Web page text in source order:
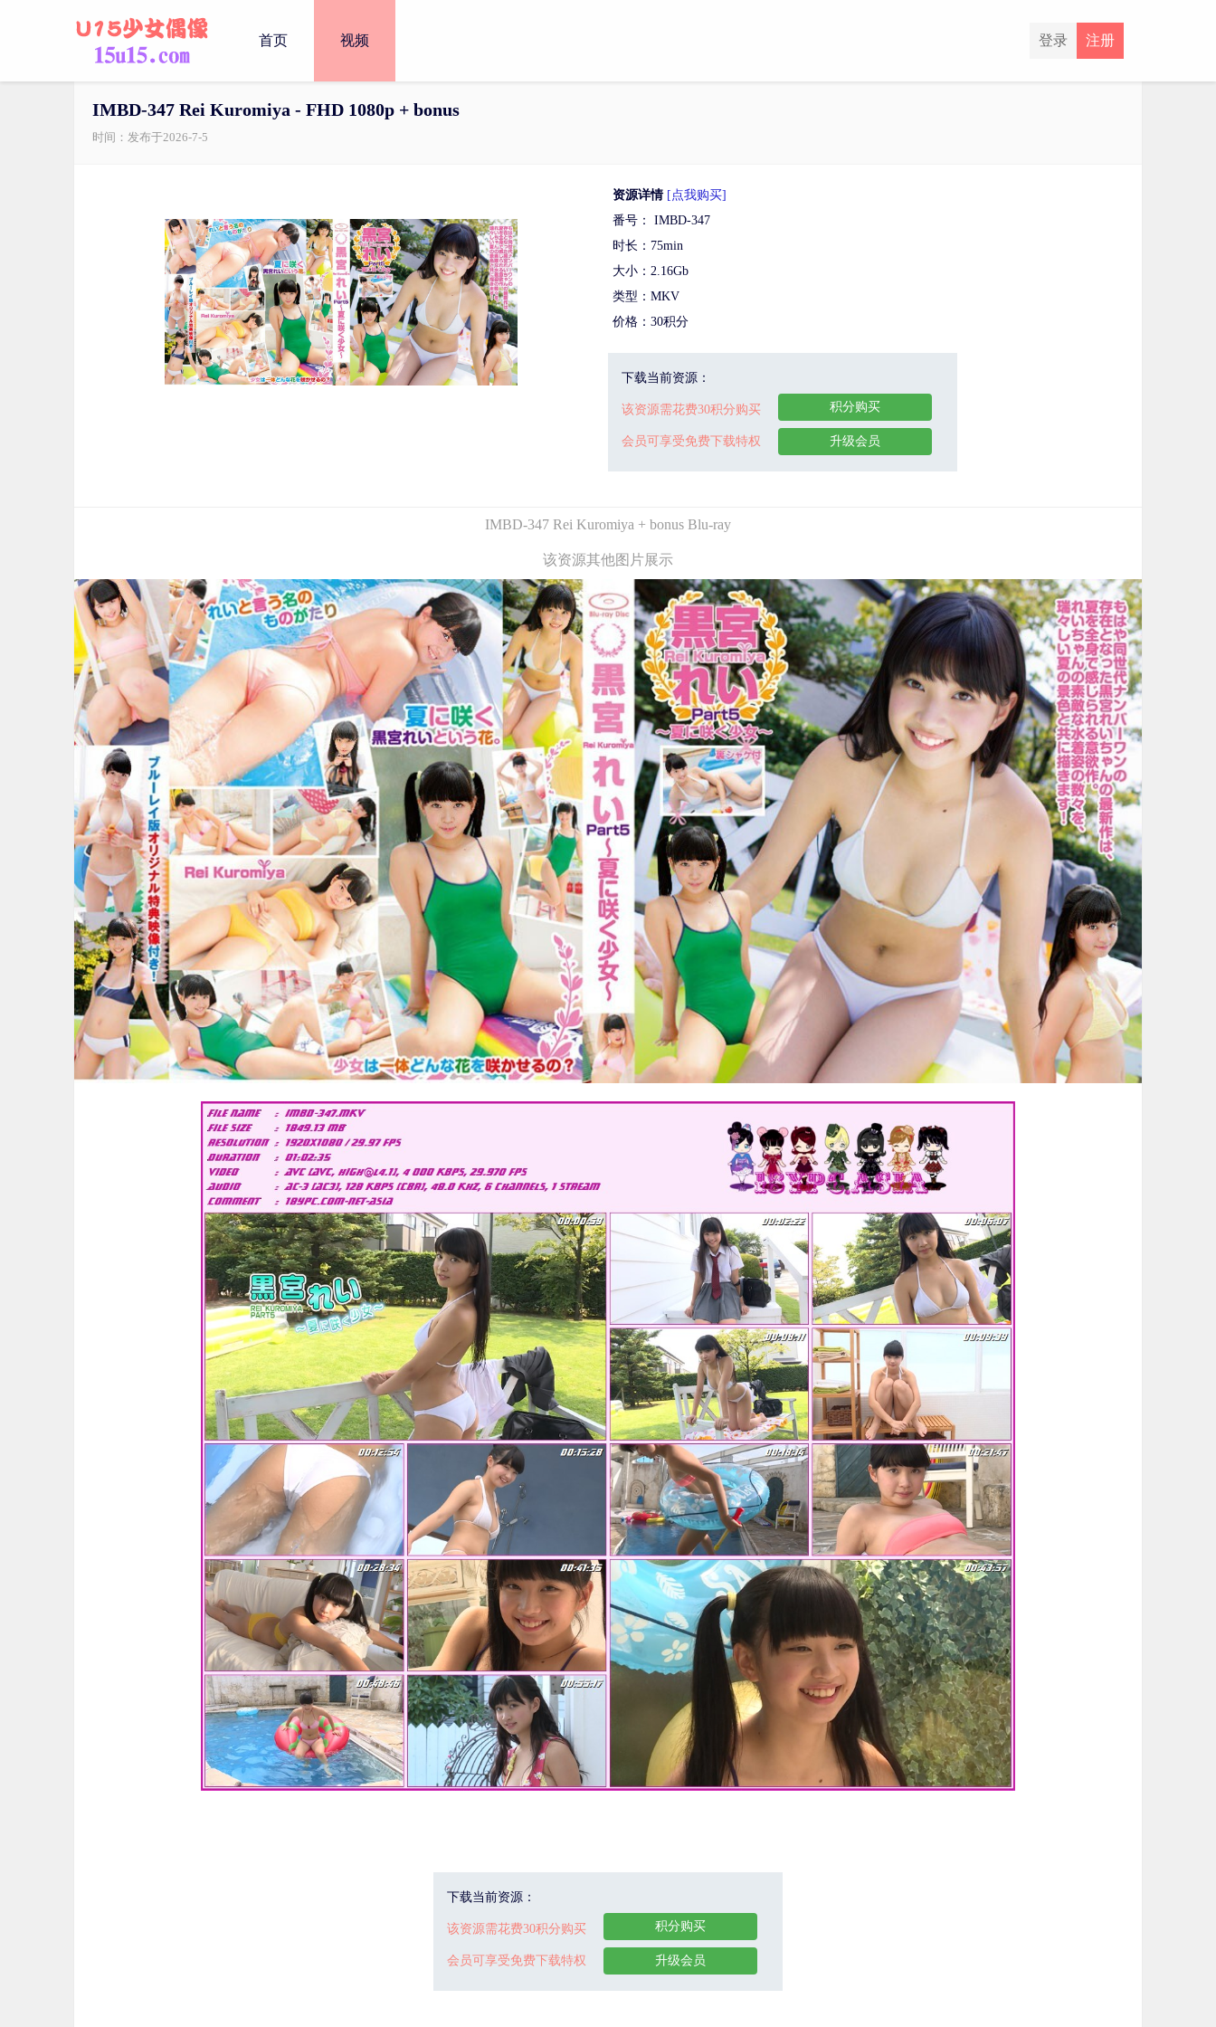
注册
登录
首页 视频
IMBD-347 Rei Kuromiya - FHD 1080p + bonus
时间：发布于2026-7-5
资源详情 [点我购买]
番号： IMBD-347
时长：75min
大小：2.16Gb
类型：MKV
价格：30积分
下载当前资源：
该资源需花费30积分购买
会员可享受免费下载特权
积分购买
升级会员
IMBD-347 Rei Kuromiya + bonus Blu-ray
该资源其他图片展示
下载当前资源：
该资源需花费30积分购买
会员可享受免费下载特权
积分购买
升级会员